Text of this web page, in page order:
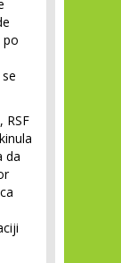
po
RSF
da